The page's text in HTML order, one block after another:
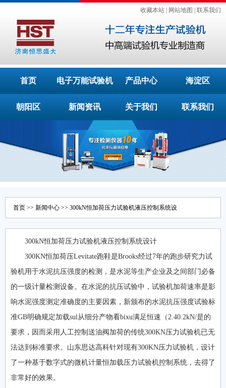
收藏本站 网站地图 联系我们
首页 电子万能试验机 产品中心 海淀区
朝阳区 新闻资讯 关于我们 联系我们
首页 >> 新闻中心 >> 300kN恒加荷压力试验机液压控制系统设
300kN恒加荷压力试验机液压控制系统设计
300KN恒加荷压Levitate跑鞋是Brooks经过7年的跑步研究力试
验机用于水泥抗压强度的检测，是水泥等生产企业及之间部门必备
的一级计量检测设备。在水泥的抗压试验中，试验机加荷速率是影
响水泥强度测定准确度的主要因素，新颁布的水泥抗压强度试验标
准GB明确规定加载sul从细分产物看bixu满足恒速（2.40.2kN/是的
要求，因而采用人工控制送油阀加荷的传统300KN压力试验机已无
法达到标准要求。山东思达高科针对现有300KN压力试验机，设计
了一种基于数字式的微机计量恒加载压力试验机控制系统，去得了
非常好的效果。